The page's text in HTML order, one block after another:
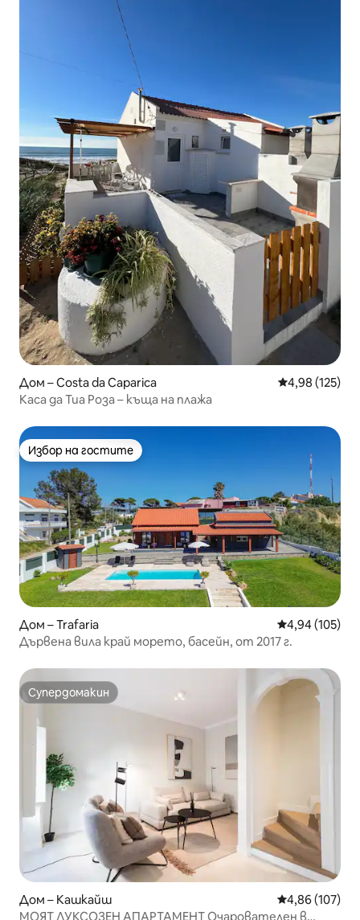
Дом – Costa da Caparica Средна
4,98 (125)
Каса да Тиа Роза – къща на плажа
Избор на гостите
Избор на гостите
Дом – Trafaria Средна
4,94 (105)
Дървена вила край морето, басейн, от 2017 г.
Супердомакин
Супердомакин
Дом – Кашкайш Средна
4,86 (107)
МОЯТ ЛУКСОЗЕН АПАРТАМЕНТ Очарователен в